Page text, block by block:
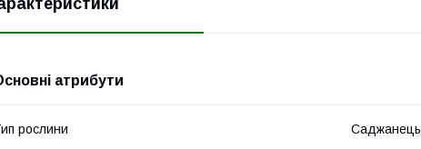
атрибути
рослини Саджанець